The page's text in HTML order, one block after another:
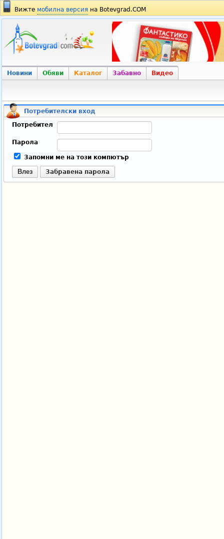
Вижте мобилна версия на Botevgrad.COM
Новини Обяви Каталог Забавно Видео
Потребителски вход
Потребител
Парола
Запомни ме на този компютър
Влез Забравена парола